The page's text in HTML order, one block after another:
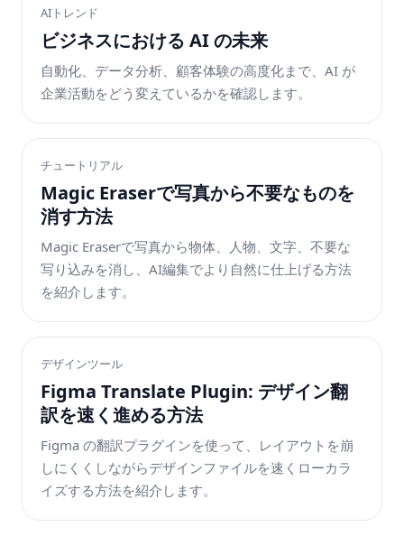
AIトレンド
ビジネスにおける AI の未来
自動化、データ分析、顧客体験の高度化まで、AI が
企業活動をどう変えているかを確認します。
チュートリアル
Magic Eraserで写真から不要なものを
消す方法
Magic Eraserで写真から物体、人物、文字、不要な
写り込みを消し、AI編集でより自然に仕上げる方法
を紹介します。
デザインツール
Figma Translate Plugin: デザイン翻
訳を速く進める方法
Figma の翻訳プラグインを使って、レイアウトを崩
しにくくしながらデザインファイルを速くローカラ
イズする方法を紹介します。